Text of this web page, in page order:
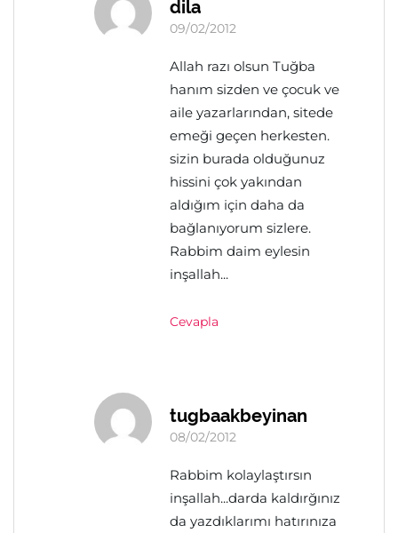
dila
09/02/2012
Allah razı olsun Tuğba
hanım sizden ve çocuk ve
aile yazarlarından, sitede
emeği geçen herkesten.
sizin burada olduğunuz
hissini çok yakından
aldığım için daha da
bağlanıyorum sizlere.
Rabbim daim eylesin
inşallah...
Cevapla
tugbaakbeyinan
08/02/2012
Rabbim kolaylaştırsın
inşallah...darda kaldırğınız
da yazdıklarımı hatırınıza